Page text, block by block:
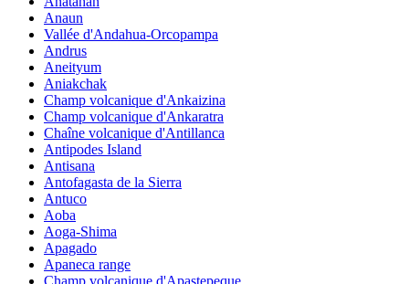
Anaun
Vallée d'Andahua-Orcopampa
Andrus
Aneityum
Aniakchak
Champ volcanique d'Ankaizina
Champ volcanique d'Ankaratra
Chaîne volcanique d'Antillanca
Antipodes Island
Antisana
Antofagasta de la Sierra
Antuco
Aoba
Aoga-Shima
Apagado
Apaneca range
Champ volcanique d'Apastepeque